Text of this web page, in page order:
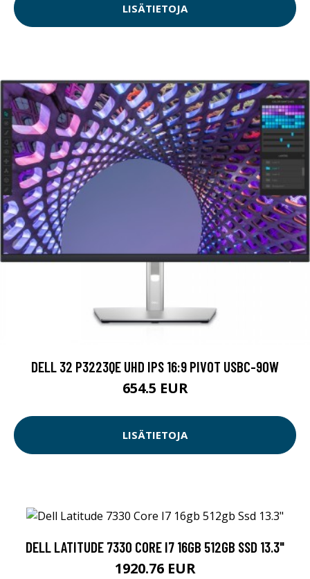
LISÄTIETOJA
DELL 32 P3223QE UHD IPS 16:9 PIVOT USBC-90W
654.5 EUR
LISÄTIETOJA
DELL LATITUDE 7330 CORE I7 16GB 512GB SSD 13.3"
1920.76 EUR